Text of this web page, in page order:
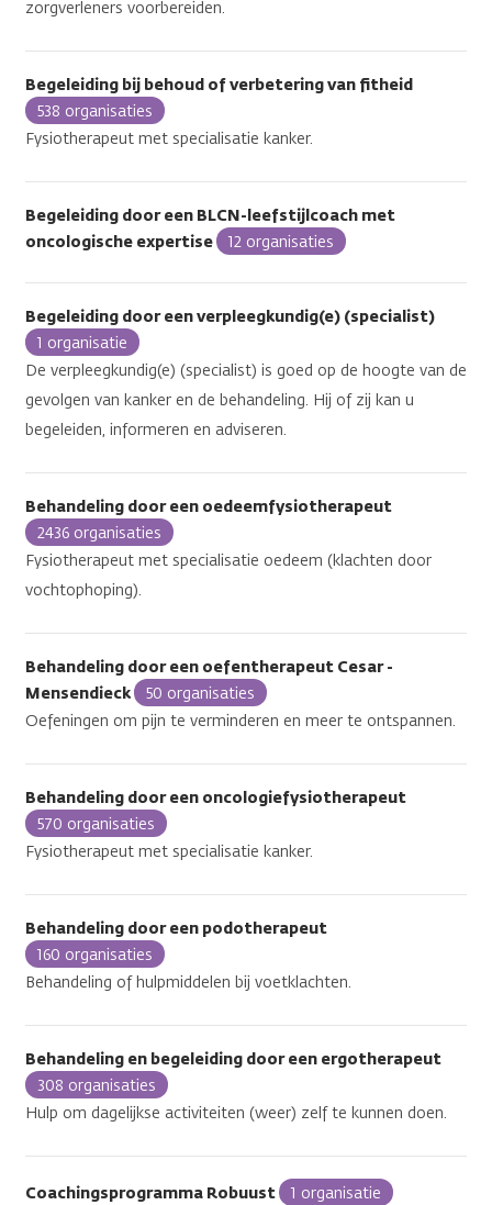
zorgverleners voorbereiden.
Begeleiding bij behoud of verbetering van fitheid
538 organisaties
Fysiotherapeut met specialisatie kanker.
Begeleiding door een BLCN-leefstijlcoach met
oncologische expertise
12 organisaties
Begeleiding door een verpleegkundig(e) (specialist)
1 organisatie
De verpleegkundig(e) (specialist) is goed op de hoogte van de
gevolgen van kanker en de behandeling. Hij of zij kan u
begeleiden, informeren en adviseren.
Behandeling door een oedeemfysiotherapeut
2436 organisaties
Fysiotherapeut met specialisatie oedeem (klachten door
vochtophoping).
Behandeling door een oefentherapeut Cesar -
Mensendieck
50 organisaties
Oefeningen om pijn te verminderen en meer te ontspannen.
Behandeling door een oncologiefysiotherapeut
570 organisaties
Fysiotherapeut met specialisatie kanker.
Behandeling door een podotherapeut
160 organisaties
Behandeling of hulpmiddelen bij voetklachten.
Behandeling en begeleiding door een ergotherapeut
308 organisaties
Hulp om dagelijkse activiteiten (weer) zelf te kunnen doen.
Coachingsprogramma Robuust
1 organisatie